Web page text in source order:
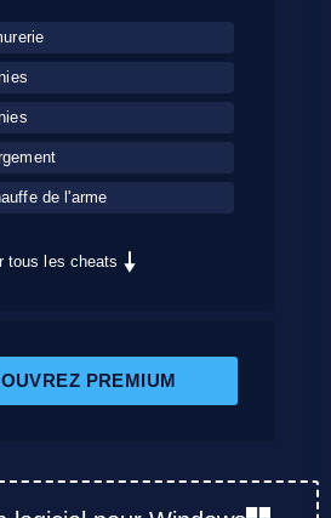
de l'arme
tous les cheats
PREMIUM